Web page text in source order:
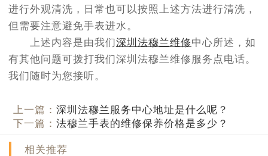
进行外观清洗，日常也可以按照上述方法进行清洗，
但需要注意避免手表进水。
上述内容是由我们深圳法穆兰维修中心所述，如
有其他问题可拨打我们深圳法穆兰维修服务点电话。
我们随时为您接听。
上一篇：深圳法穆兰服务中心地址是什么呢？
下一篇：法穆兰手表的维修保养价格是多少？
相关推荐